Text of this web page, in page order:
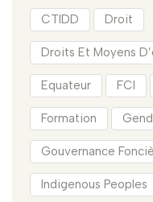
CTIDD Droit
Droits Et Moyens
Equateur FCI
Formation
Gouvernance
Indigenous Peoples